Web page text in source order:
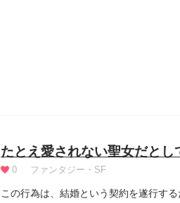
たとえ愛されない聖女だとし
0 ファンタジー・SF
この行為は、結婚という契約を遂行す